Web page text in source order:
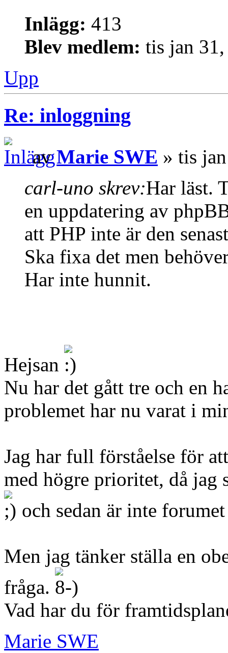
Inlägg: 413
Blev medlem: tis jan
Upp
Re: inloggning
avMarie SWE » tis
carl-uno skrev:Har läst.
en uppdatering av
att PHP inte är den
Ska fixa det men
Har inte hunnit.
Hejsan
Nu har det gått tre och en
problemet har nu varat i
Jag har full förståelse för
med högre prioritet, då jag
och sedan är inte
Men jag tänker ställa en
fråga.
Vad har du för
Marie SWE